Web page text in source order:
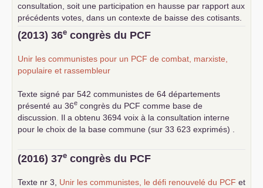
consultation, soit une participation en hausse par rapport aux
précédents votes, dans un contexte de baisse des cotisants.
... lire la suite
(2013) 36e congrès du PCF
Unir les communistes pour un PCF de combat, marxiste,
populaire et rassembleur
Texte signé par 542 communistes de 64 départements
présenté au 36e congrès du PCF comme base de
discussion. Il a obtenu 3694 voix à la consultation interne
pour le choix de la base commune (sur 33 623 exprimés) .
(2016) 37e congrès du PCF
Texte nr 3, Unir les communistes, le défi renouvelé du PCF et